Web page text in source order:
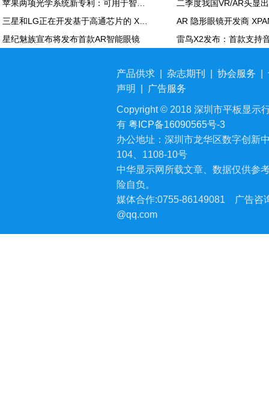
星纪魅族宣布将发布首款AR智能眼镜
产品供求 杂志期刊 协会服务
声明
广告服务
Copyright © 2018 深圳市平板显示
有 粤ICP备16090565号-3
办公地址：深圳市龙华区数字创新
104、1108-10号
中华显示网所载文章、数据仅供参
险自负。
媒体合作:0755-86149081
广告咨
@qq.com